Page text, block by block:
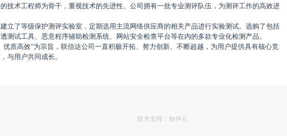
技术工程师为骨干，重视技术的先进性。公司拥有一批专业测评队伍，为测评工作的高效进
立了等级保护测评实验室，定期选用主流网络供应商的相关产品进行实验测试。选购了包括
测试工具、恶意程序辅助检测系统、网站安全检查平台等在内的多款专业化检测产品。
优质高效”为宗旨，联信达公司一直积极开拓、努力创新、不断超越，为用户提供具有核心竞
与用户共同成长。
技术支持：协伴云